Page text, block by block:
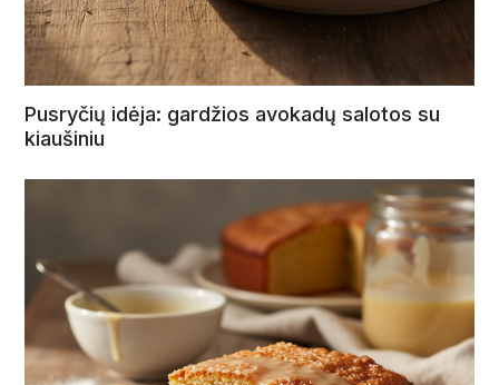
Pusryčių idėja: gardžios avokadų salotos su
kiaušiniu